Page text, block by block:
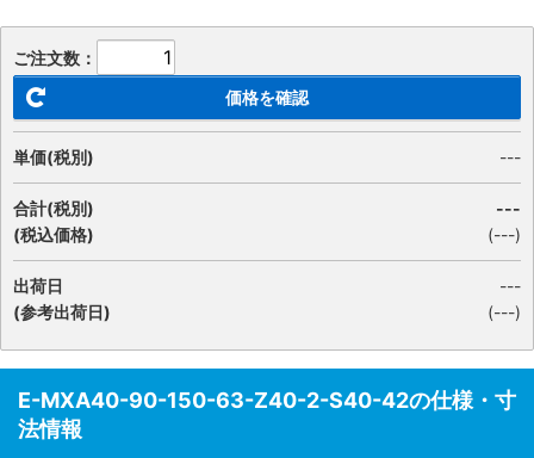
ご注文数：
価格を確認
単価(税別) ---
合計(税別)
(税込価格)
---
(---)
出荷日
(参考出荷日)
---
(---)
E-MXA40-90-150-63-Z40-2-S40-42の仕様・寸
法情報